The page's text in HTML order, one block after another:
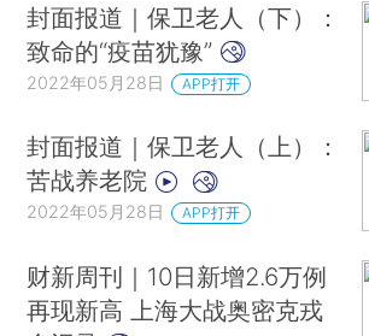
封面报道｜保卫老人（下）：
致命的“疫苗犹豫”
2022年05月28日 APP打开
封面报道｜保卫老人（上）：
苦战养老院
2022年05月28日 APP打开
财新周刊｜10日新增2.6万例
再现新高 上海大战奥密克戎